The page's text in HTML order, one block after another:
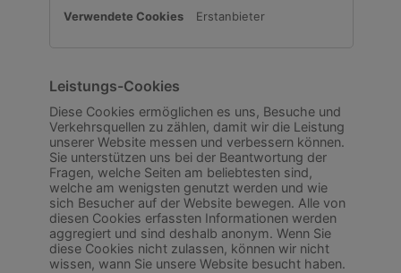
Erstanbieter
Leistungs-Cookies
Diese Cookies ermöglichen es uns, Besuche und
Verkehrsquellen zu zählen, damit wir die Leistung
unserer Website messen und verbessern können.
Sie unterstützen uns bei der Beantwortung der
Fragen, welche Seiten am beliebtesten sind,
welche am wenigsten genutzt werden und wie
sich Besucher auf der Website bewegen. Alle von
diesen Cookies erfassten Informationen werden
aggregiert und sind deshalb anonym. Wenn Sie
diese Cookies nicht zulassen, können wir nicht
wissen, wann Sie unsere Website besucht haben.